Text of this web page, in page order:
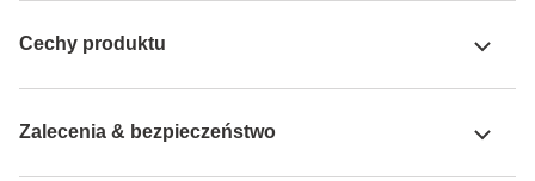
Cechy produktu
Zalecenia & bezpieczeństwo